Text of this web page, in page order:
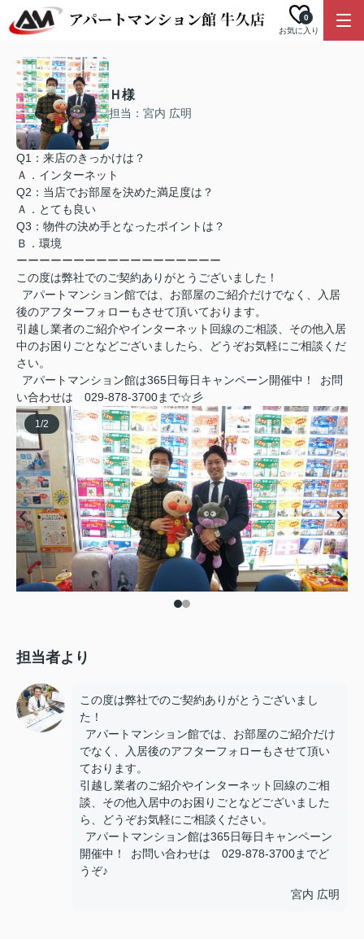
お気に入り
0
Ｈ様
担当：宮内 広明
Q1：来店のきっかけは？
Ａ．インターネット
Q2：当店でお部屋を決めた満足度は？
Ａ．とても良い
Q3：物件の決め手となったポイントは？
Ｂ．環境
ーーーーーーーーーーーーーーーーーー
この度は弊社でのご契約ありがとうございました！
アパートマンション館では、お部屋のご紹介だけでなく、入居
後のアフターフォローもさせて頂いております。
引越し業者のご紹介やインターネット回線のご相談、その他入居
中のお困りごとなどございましたら、どうぞお気軽にご相談くだ
さい。
アパートマンション館は365日毎日キャンペーン開催中！ お問
い合わせは 029-878-3700まで☆彡
1/2
担当者より
この度は弊社でのご契約ありがとうございまし
た！
アパートマンション館では、お部屋のご紹介だけ
でなく、入居後のアフターフォローもさせて頂い
ております。
引越し業者のご紹介やインターネット回線のご相
談、その他入居中のお困りごとなどございました
ら、どうぞお気軽にご相談ください。
アパートマンション館は365日毎日キャンペーン
開催中！ お問い合わせは 029-878-3700までど
うぞ♪
宮内 広明